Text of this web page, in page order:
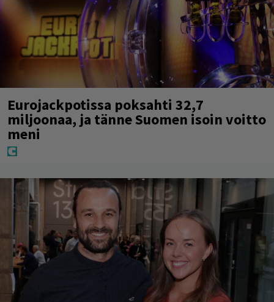
Eurojackpotissa poksahti 32,7
miljoonaa, ja tänne Suomen isoin voitto
meni